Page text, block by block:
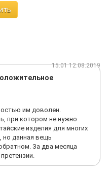
15:01 12.08.2019
им доволен.
при котором не нужно
изделия для многих
но данная вещь
За два месяца